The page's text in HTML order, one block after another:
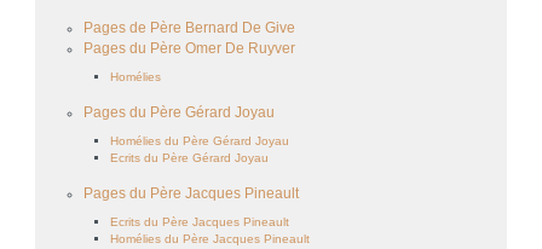
Pages de Père Bernard De Give
Pages du Père Omer De Ruyver
Homélies
Pages du Père Gérard Joyau
Homélies du Père Gérard Joyau
Ecrits du Père Gérard Joyau
Pages du Père Jacques Pineault
Ecrits du Père Jacques Pineault
Homélies du Père Jacques Pineault